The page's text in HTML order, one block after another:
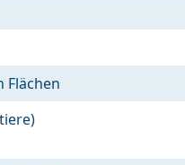
Flächen